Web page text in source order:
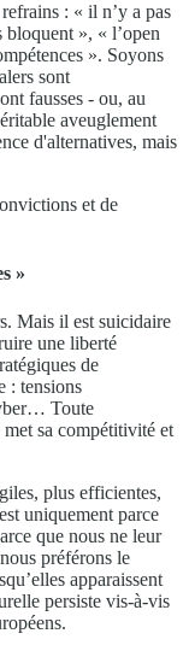
: « il n’y a pas
», « l’open
». Soyons
sont
fausses - ou, au
aveuglement
d'alternatives, mais
et de
»
Mais il est suicidaire
une liberté
de
: tensions
Toute
met sa compétitivité et
plus efficientes,
uniquement parce
que nous ne leur
préférons le
apparaissent
persiste vis-à-vis